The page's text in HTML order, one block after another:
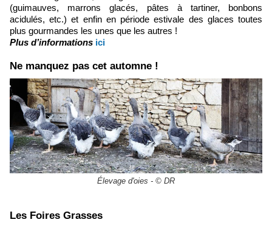
(guimauves, marrons glacés, pâtes à tartiner, bonbons
acidulés, etc.) et enfin en période estivale des glaces toutes
plus gourmandes les unes que les autres !
Plus d’informations ici
Ne manquez pas cet automne !
Élevage d'oies - © DR
Les Foires Grasses